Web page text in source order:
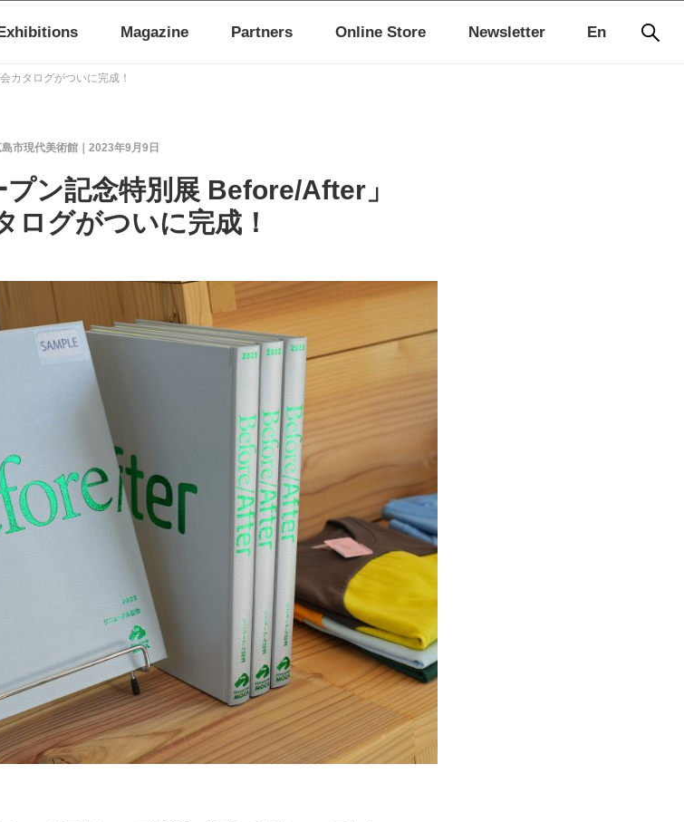
En
Magazine Partners Online Store Newsletter
カタログがついに完成！
2023年9月9日
島市現代美術館
プン記念特別展 Before/After」
ログがついに完成！